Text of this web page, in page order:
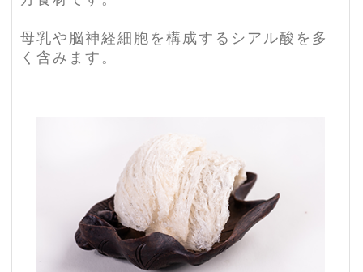
母乳や脳神経細胞を構成するシアル酸を多
く含みます。